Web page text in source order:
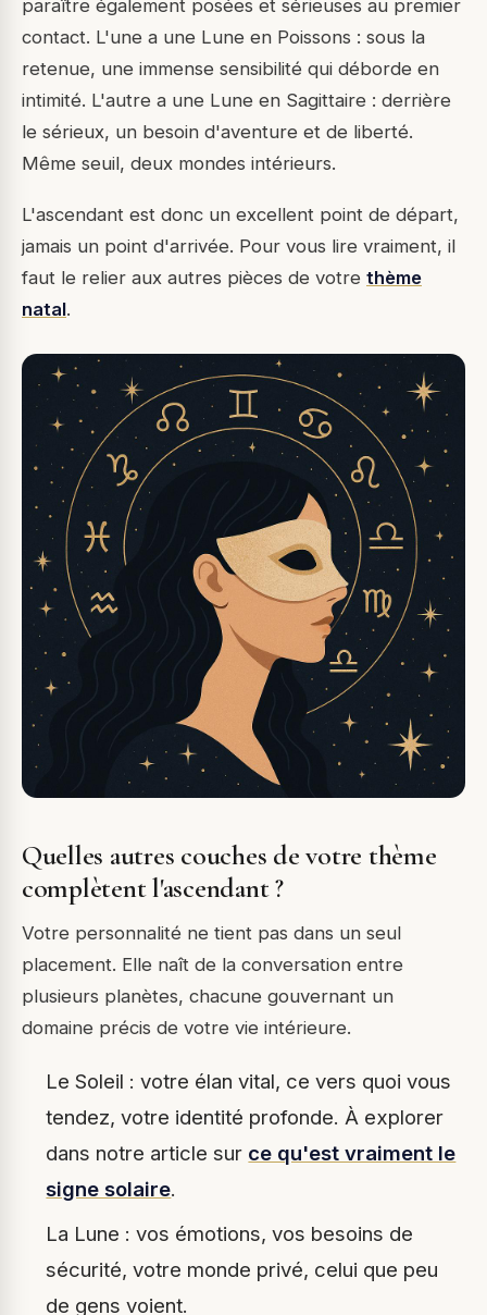
paraître également posées et sérieuses au premier
contact. L'une a une Lune en Poissons : sous la
retenue, une immense sensibilité qui déborde en
intimité. L'autre a une Lune en Sagittaire : derrière
le sérieux, un besoin d'aventure et de liberté.
Même seuil, deux mondes intérieurs.
L'ascendant est donc un excellent point de départ,
jamais un point d'arrivée. Pour vous lire vraiment, il
faut le relier aux autres pièces de votre thème
natal.
Quelles autres couches de votre thème
complètent l'ascendant ?
Votre personnalité ne tient pas dans un seul
placement. Elle naît de la conversation entre
plusieurs planètes, chacune gouvernant un
domaine précis de votre vie intérieure.
Le Soleil : votre élan vital, ce vers quoi vous
tendez, votre identité profonde. À explorer
dans notre article sur ce qu'est vraiment le
signe solaire.
La Lune : vos émotions, vos besoins de
sécurité, votre monde privé, celui que peu
de gens voient.